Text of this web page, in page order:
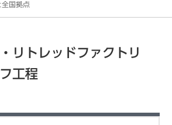
全国拠点
リトレッドファクトリ
工程